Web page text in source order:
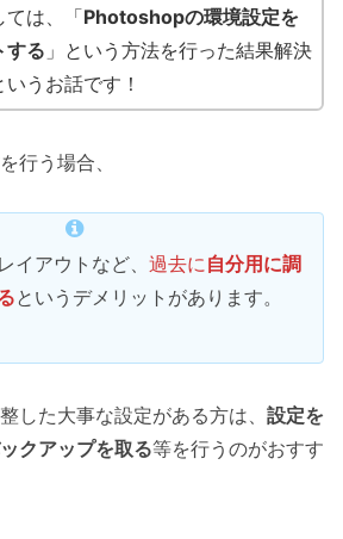
ては、「Photoshopの環境設定を
する 」という方法を行った結果解決
いうお話です！
行う場合、
イアウトなど、 過去に自分用に調
というデメリットがあります。
した大事な設定がある方は、 設定を
クアップを取る等を行うのがおすす